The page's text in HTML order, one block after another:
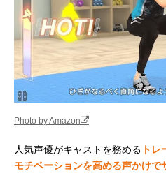
Photo by Amazon
人気声優がキャストを務める ト
モチベーションを高める声かけで